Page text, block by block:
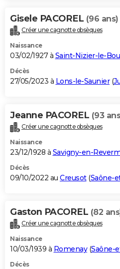
Gisele PACOREL (96 ans)
Créer une cagnotte obsèques
Naissance
03/02/1927 à Saint-Nizier-le-
Décès
27/05/2023 à Lons-le-Saunier(
Jeanne PACOREL (93
Créer une cagnotte obsèques
Naissance
23/12/1928 à Savigny-en-
Décès
09/10/2022 au Creusot(Saône-
Gaston PACOREL (82
Créer une cagnotte obsèques
Naissance
10/03/1939 à Romenay(Saône-
Décès